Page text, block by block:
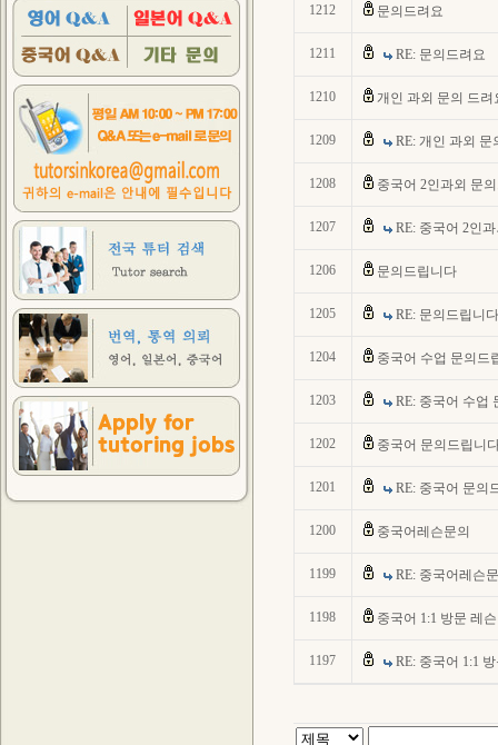
1212 문의드려요
1211 RE: 문의드려요
1210 개인 과외 문의 드려
1209 RE: 개인 과외 문
1208 중국어 2인과외 문
1207 RE: 중국어 2인
1206 문의드립니다
1205 RE: 문의드립니다
1204 중국어 수업 문의드
1203 RE: 중국어 수업
1202 중국어 문의드립니
1201 RE: 중국어 문의
1200 중국어레슨문의
1199 RE: 중국어레슨
1198 중국어 1:1 방문 레
1197 RE: 중국어 1:1